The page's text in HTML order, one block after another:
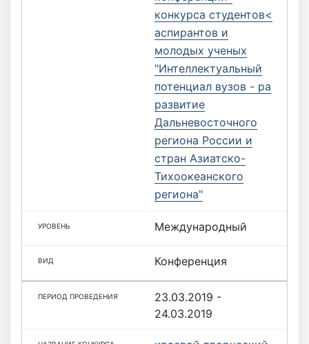
конкурса студентов<
аспирантов и
молодых ученых
"Интеллектуальный
потенциал вузов - ра
развитие
Дальневосточного
региона России и
стран Азиатско-
Тихоокеанского
региона"
Международный
Конференция
23.03.2019 -
24.03.2019